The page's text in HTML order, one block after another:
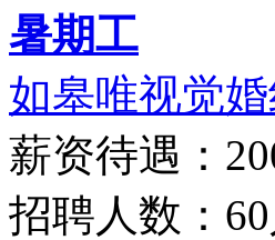
暑期工
如皋唯视觉
薪资待遇：
招聘人数：60